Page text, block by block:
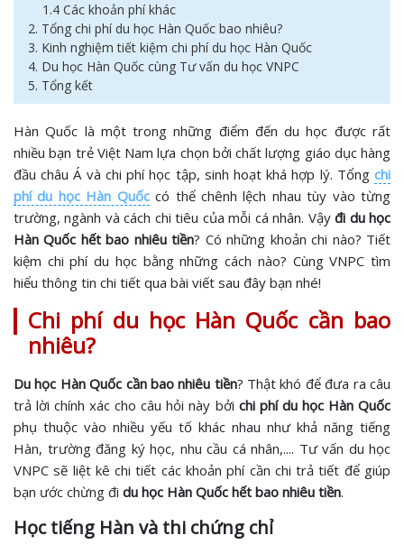
1.4 Các khoản phí khác
2. Tổng chi phí du học Hàn Quốc bao nhiêu?
3. Kinh nghiệm tiết kiệm chi phí du học Hàn Quốc
4. Du học Hàn Quốc cùng Tư vấn du học VNPC
5. Tổng kết
Hàn Quốc là một trong những điểm đến du học được rất
nhiều bạn trẻ Việt Nam lựa chọn bởi chất lượng giáo dục hàng
đầu châu Á và chi phí học tập, sinh hoạt khá hợp lý. Tổng chi
phí du học Hàn Quốc có thể chênh lệch nhau tùy vào từng
trường, ngành và cách chi tiêu của mỗi cá nhân. Vậyđi du học
Hàn Quốc hết bao nhiêu tiền? Có những khoản chi nào? Tiết
kiệm chi phí du học bằng những cách nào? Cùng VNPC tìm
hiểu thông tin chi tiết qua bài viết sau đây bạn nhé!
Chi phí du học Hàn Quốc cần bao
nhiêu?
Du học Hàn Quốc cần bao nhiêu tiền? Thật khó để đưa ra câu
trả lời chính xác cho câu hỏi này bởi chi phí du học Hàn Quốc
phụ thuộc vào nhiều yếu tố khác nhau như khả năng tiếng
Hàn, trường đăng ký học, nhu cầu cá nhân,.... Tư vấn du học
VNPC sẽ liệt kê chi tiết các khoản phí cần chi trả tiết để giúp
bạn ước chừng đi du học Hàn Quốc hết bao nhiêu tiền.
Học tiếng Hàn và thi chứng chỉ